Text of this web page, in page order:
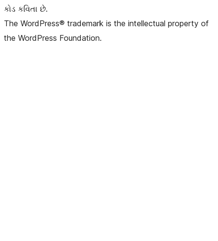
કોડ કવિતા છે.
The WordPress® trademark is the intellectual property of
the WordPress Foundation.